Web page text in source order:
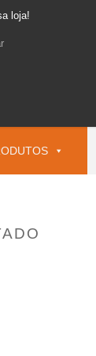
loja!